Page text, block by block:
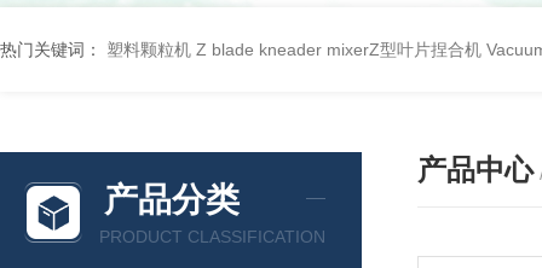
热门关键词： 塑料颗粒机 Z blade kneader mixerZ型叶片捏合机
产品分类
PRODUCT CLASSIFICATION
产品中心